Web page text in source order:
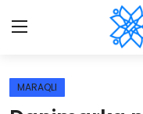
Giriş
MARAQLI